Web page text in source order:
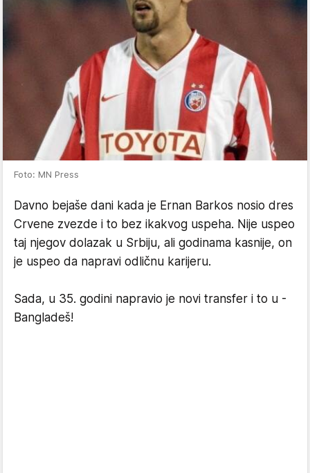
Foto: MN Press
Davno bejaše dani kada je Ernan Barkos nosio dres
Crvene zvezde i to bez ikakvog uspeha. Nije uspeo
taj njegov dolazak u Srbiju, ali godinama kasnije, on
je uspeo da napravi odličnu karijeru.
Sada, u 35. godini napravio je novi transfer i to u -
Bangladeš!